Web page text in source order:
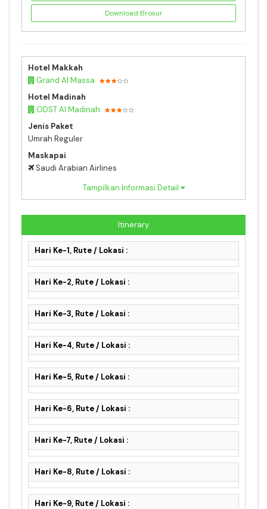
Download Brosur
Hotel Makkah
Grand Al Massa
Hotel Madinah
ODST Al Madinah
Jenis Paket
Umrah Reguler
Maskapai
Saudi Arabian Airlines
Tampilkan Informasi Detail
Itinerary
Hari Ke-1, Rute / Lokasi :
Hari Ke-2, Rute / Lokasi :
Hari Ke-3, Rute / Lokasi :
Hari Ke-4, Rute / Lokasi :
Hari Ke-5, Rute / Lokasi :
Hari Ke-6, Rute / Lokasi :
Hari Ke-7, Rute / Lokasi :
Hari Ke-8, Rute / Lokasi :
Hari Ke-9, Rute / Lokasi :